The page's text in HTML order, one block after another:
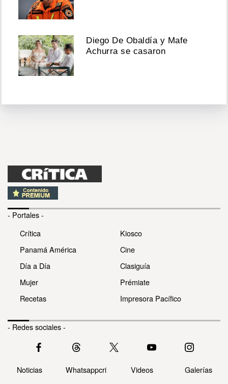
Diego De Obaldía y Mafe
Achurra se casaron
- Portales -
Crítica
Panamá América
Día a Día
Mujer
Recetas
Kiosco
Cine
Clasiguía
Prémiate
Impresora Pacífico
- Redes sociales -
Noticias Whatsappcri Videos Galerías